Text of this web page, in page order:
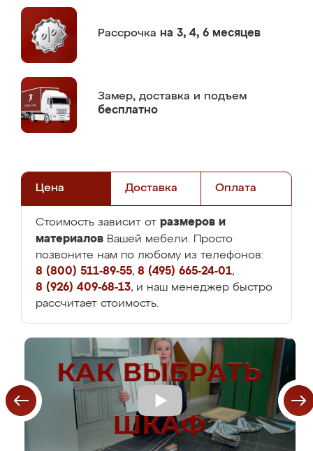
Рассрочка на 3, 4, 6 месяцев
Замер, доставка и подъем
бесплатно
Цена Доставка Оплата
Стоимость зависит от размеров и
материалов Вашей мебели. Просто
позвоните нам по любому из телефонов:
8 (800) 511-89-55, 8 (495) 665-24-01,
8 (926) 409-68-13, и наш менеджер быстро
рассчитает стоимость.